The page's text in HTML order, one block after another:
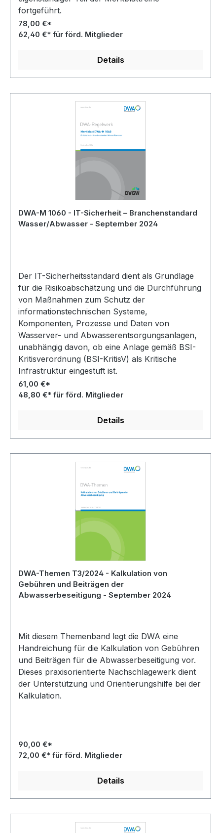
fortgeführt.
78,00 €*
62,40 €* für förd. Mitglieder
Details
DWA-M 1060 - IT-Sicherheit – Branchenstandard
Wasser/Abwasser - September 2024
Der IT-Sicherheitsstandard dient als Grundlage
für die Risikoabschätzung und die Durchführung
von Maßnahmen zum Schutz der
informationstechnischen Systeme,
Komponenten, Prozesse und Daten von
Wasserver- und Abwasserentsorgungsanlagen,
unabhängig davon, ob eine Anlage gemäß BSI-
Kritisverordnung (BSI-KritisV) als Kritische
Infrastruktur eingestuft ist.
61,00 €*
48,80 €* für förd. Mitglieder
Details
DWA-Themen T3/2024 - Kalkulation von
Gebühren und Beiträgen der
Abwasserbeseitigung - September 2024
Mit diesem Themenband legt die DWA eine
Handreichung für die Kalkulation von Gebühren
und Beiträgen für die Abwasserbeseitigung vor.
Dieses praxisorientierte Nachschlagewerk dient
der Unterstützung und Orientierungshilfe bei der
Kalkulation.
90,00 €*
72,00 €* für förd. Mitglieder
Details